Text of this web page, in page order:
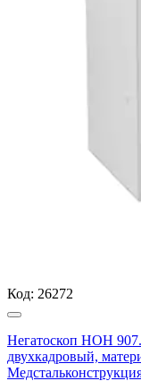
Код: 26272
Негатоскоп НОН
двухкадровый,